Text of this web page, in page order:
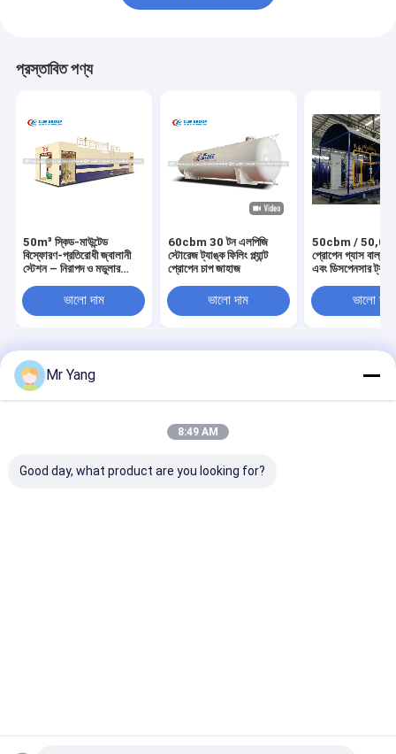
প্রস্তাবিত পণ্য
50m³ স্কিড-মাউন্টেড
বিস্ফোরণ-প্রতিরোধী জ্বালানী
স্টেশন – নিরাপদ ও মডুলার
ভালো দাম
60cbm 30 টন এলপিজি
স্টোরেজ ট্যাঙ্ক ফিলিং প্ল্যান্ট
প্রোপেন চাপ জাহাজ
ভালো দাম
50cbm /
প্রোপেন গ্যাস বাল্ক
এবং ডিসপেনসার
স্কিড স্টেশনভালো দাম
বাড়ি
সম্পর্কে
সাইট ম্যাপ
Privacy Policy
চীন কারখানা.Copyright © 2026 HUBEI CHENGLI
SPECIAL AUTOMOBILE CO,.LTD. All Rights Reserved.
Mr Yang
8:49 AM
Good day, what product are you looking for?